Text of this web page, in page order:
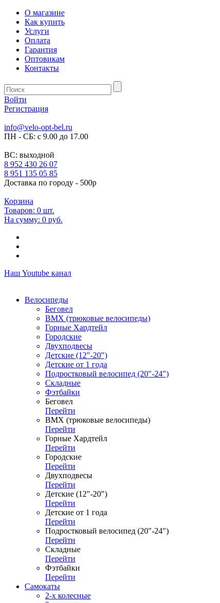
О магазине
Как купить
Услуги
Оплата
Гарантия
Оптовикам
Контакты
Войти
Регистрация
info@velo-opt-bel.ru
ПН - СБ: с 9.00 до 17.00
ВС: выходной
8 952 430 26 07
8 951 135 05 85
Доставка по городу - 500р
Корзина
Товаров: 0 шт.
На сумму: 0 руб.
Наш Youtube канал
Велосипеды
Беговел
ВМХ (трюковые велосипеды)
Горные Хардтейл
Городские
Двухподвесы
Детские (12"-20")
Детские от 1 года
Подростковый велосипед (20"-24")
Складные
Фэтбайки
Беговел
Перейти
ВМХ (трюковые велосипеды)
Перейти
Горные Хардтейл
Перейти
Городские
Перейти
Двухподвесы
Перейти
Детские (12"-20")
Перейти
Детские от 1 года
Перейти
Подростковый велосипед (20"-24")
Перейти
Складные
Перейти
Фэтбайки
Перейти
Самокаты
2-х колесные